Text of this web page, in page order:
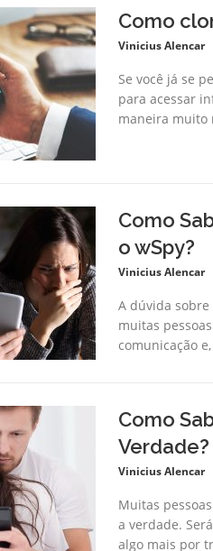
Como
Vinicius Alencar
Se você já se
para acessar
maneira muito
Como
o wSpy?
Vinicius Alencar
A dúvida
muitas
comunicação
Como
Verdade?
Vinicius Alencar
Muitas
a verdade.
algo mais por